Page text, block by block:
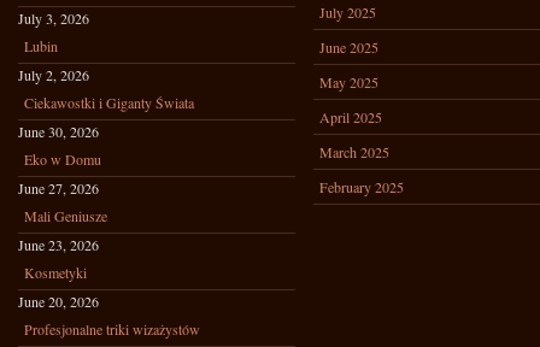
July 3, 2026
Lubin
July 2, 2026
Ciekawostki i Giganty Świata
June 30, 2026
Eko w Domu
June 27, 2026
Mali Geniusze
June 23, 2026
Kosmetyki
June 20, 2026
Profesjonalne triki wizażystów
July 2025
June 2025
May 2025
April 2025
March 2025
February 2025